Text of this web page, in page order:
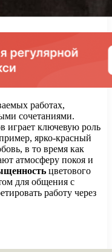
работах,
сочетаниями.
играет ключевую роль
ярко-красный
в то время как
атмосферу покоя и
цветового
для общения с
работу через